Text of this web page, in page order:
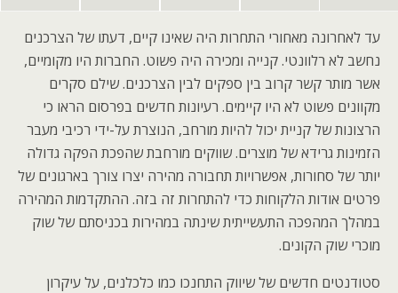
עד לאחרונה מאחורי התחרות היה שאינו קיים, דעתו של הצרכנים
נחשב לא רלוונטי. קנייה ומכירה היה פשוט. החברות היו מקומיים,
אשר מותר קשר קרוב בין ספקים לבין הצרכנים. שילם סקרים
מקוונים פשוט לא היו קיימים. רעיונות חדשים בפרסום הראו כי
הרצונות של קניית יכול להיות מורחב, הנוצרת על-ידי רכיבי מעבר
הזמינות גרידא של מוצרים. שווקים מורחבת שהפכת הפקה גדולה
יותר של סחורות, אפשרויות תחבורה מהירה יצרו צורך בארגונים של
פרטים אודות הלקוחות כדי להתחרות זה בזה. ההתקדמות המהירה
במהלך המהפכה התעשייתית שינתה במהירות בכניסתם של שוק
מוכרי שוק הקונים.
סטודנטים חדשים של שיווק התחנכו כמו כלכלנים, על עיקרון